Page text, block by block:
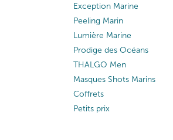
Exception Marine
Peeling Marin
Lumière Marine
Prodige des Océans
THALGO Men
Masques Shots Marins
Coffrets
Petits prix